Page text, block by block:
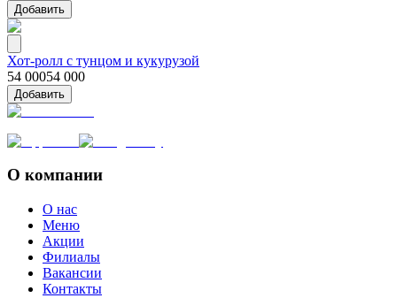
Добавить
Хот-ролл с тунцом и кукурузой
54 00054 000
Добавить
О компании
О нас
Меню
Акции
Филиалы
Вакансии
Контакты